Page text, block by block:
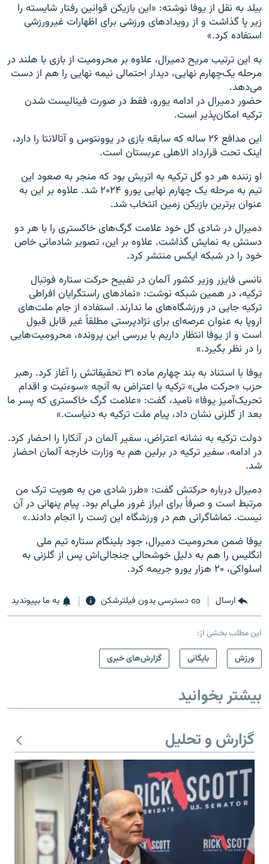
بیلد به نقل از یوفا نوشته: «این بازیکن قوانین رفتار شایسته را
زیر پا گذاشت و از رویدادهای ورزشی برای اظهارات غیرورزشی
استفاده کرد.»
به این ترتیب مریح دمیرال، علاوه بر محرومیت از بازی با هلند در
مرحله یک‌چهارم نهایی، دیدار احتمالی نیمه‌ نهایی را هم از دست
می‌دهد.
حضور دمیرال در ادامه یورو، فقط در صورت فینالیست شدن
ترکیه امکان‌پذیر است.
این مدافع ۲۶ ساله که سابقه بازی در یوونتوس و آتالانتا را دارد،
اینک تحت قرارداد الاهلی عربستان است.
او زننده هر دو گل ترکیه به اتریش بود که منجر به صعود این
تیم به مرحله یک چهارم نهایی یورو ۲۰۲۴ شد. علاوه بر این به
عنوان برترین بازیکن زمین انتخاب شد.
دمیرال در شادی گل خود علامت گرگ‌های خاکستری را با هر دو
دستش به نمایش گذاشت. علاوه بر این، تصویر شادمانی خاص
خود را در شبکه ایکس منتشر کرد.
نانسی فایزر وزیر کشور آلمان در تفبیح حرکت ستاره فوتبال
ترکیه، در همین شبکه نوشت: «نمادهای راستگرایان افراطی
ترکیه جایی در ورزشگاه‌های ما ندارند. استفاده از جام ملت‌های
اروپا به عنوان عرصه‌ای برای نژادپرستی مطلقاً غیر قابل قبول
است و از یوفا انتظار داریم با بررسی این پرونده، محرومیت‌هایی
را در نظر بگیرد.»
یوفا با استناد به بند چهارم ماده ۳۱ تحقیقاتش را آغاز کرد. رهبر
حزب «حرکت ملی» ترکیه با اعتراض به آنچه «سوءنیت و اقدام
تحریک‌آمیز یوفا» نامید، گفت: «علامت گرگ خاکستری که پسر ما
بعد از گلزنی نشان داد،‌ پیام ملت ترکیه به دنیاست.»
دولت ترکیه به نشانه اعتراض، سفیر آلمان در آنکارا را احضار کرد.
در ادامه، سفیر ترکیه در برلین هم به وزارت خارجه آلمان احضار
شد.
دمیرال درباره حرکتش گفت: «طرز شادی من به هویت ترک من
مرتبط است و صرفاََ برای ابراز غرور ملی‌ام بود. پیام پنهانی در آن
نیست. تماشاگرانی هم در ورزشگاه این ژست را انجام دادند.»
یوفا ضمن محرومیت دمیرال، جود بلینگام ستاره تیم ملی
انگلیس را هم به دلیل خوشحالی جنجالی‌اش پس از گلزنی به
اسلواکی، ۲۰ هزار یورو جریمه کرد.
ارسال دسترسی بدون فیلترشکن به ما بپیوندید
این مطلب بخشی از:
ورزش
بایگانی گزارش‌های خبری
بیشتر بخوانید
گزارش و تحلیل